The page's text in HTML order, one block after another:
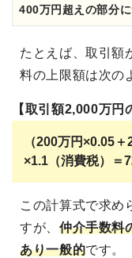
400万円超えの部分
たとえば、取引額
料の上限額は次の
【取引額2,000万円
（200万円×0.05
×1.1（消費税）＝
この計算式で求め
すが、 仲介手数料
あり一般的です。